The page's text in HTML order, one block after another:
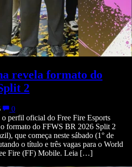
revela formato do
2
0
perfil oficial do Free Fire Esports
formato do FFWS BR 2026 Split 2
que começa neste sábado (1° de
o título e três vagas para o World
Fire (FF) Mobile. Leia […]